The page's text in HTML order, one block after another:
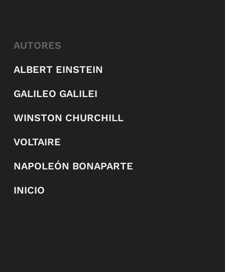
AUTORES
ALBERT EINSTEIN
GALILEO GALILEI
WINSTON CHURCHILL
VOLTAIRE
NAPOLEÓN BONAPARTE
INICIO